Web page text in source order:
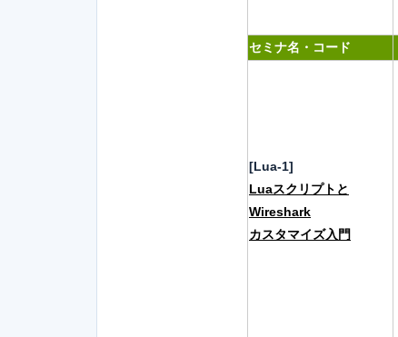
セミナ名・コード
[Lua-1]
Luaスクリプトと
Wireshark
カスタマイズ入門